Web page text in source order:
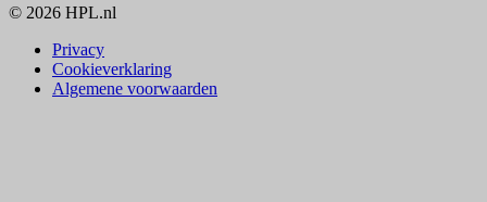
© 2026 HPL.nl
Privacy
Cookieverklaring
Algemene voorwaarden